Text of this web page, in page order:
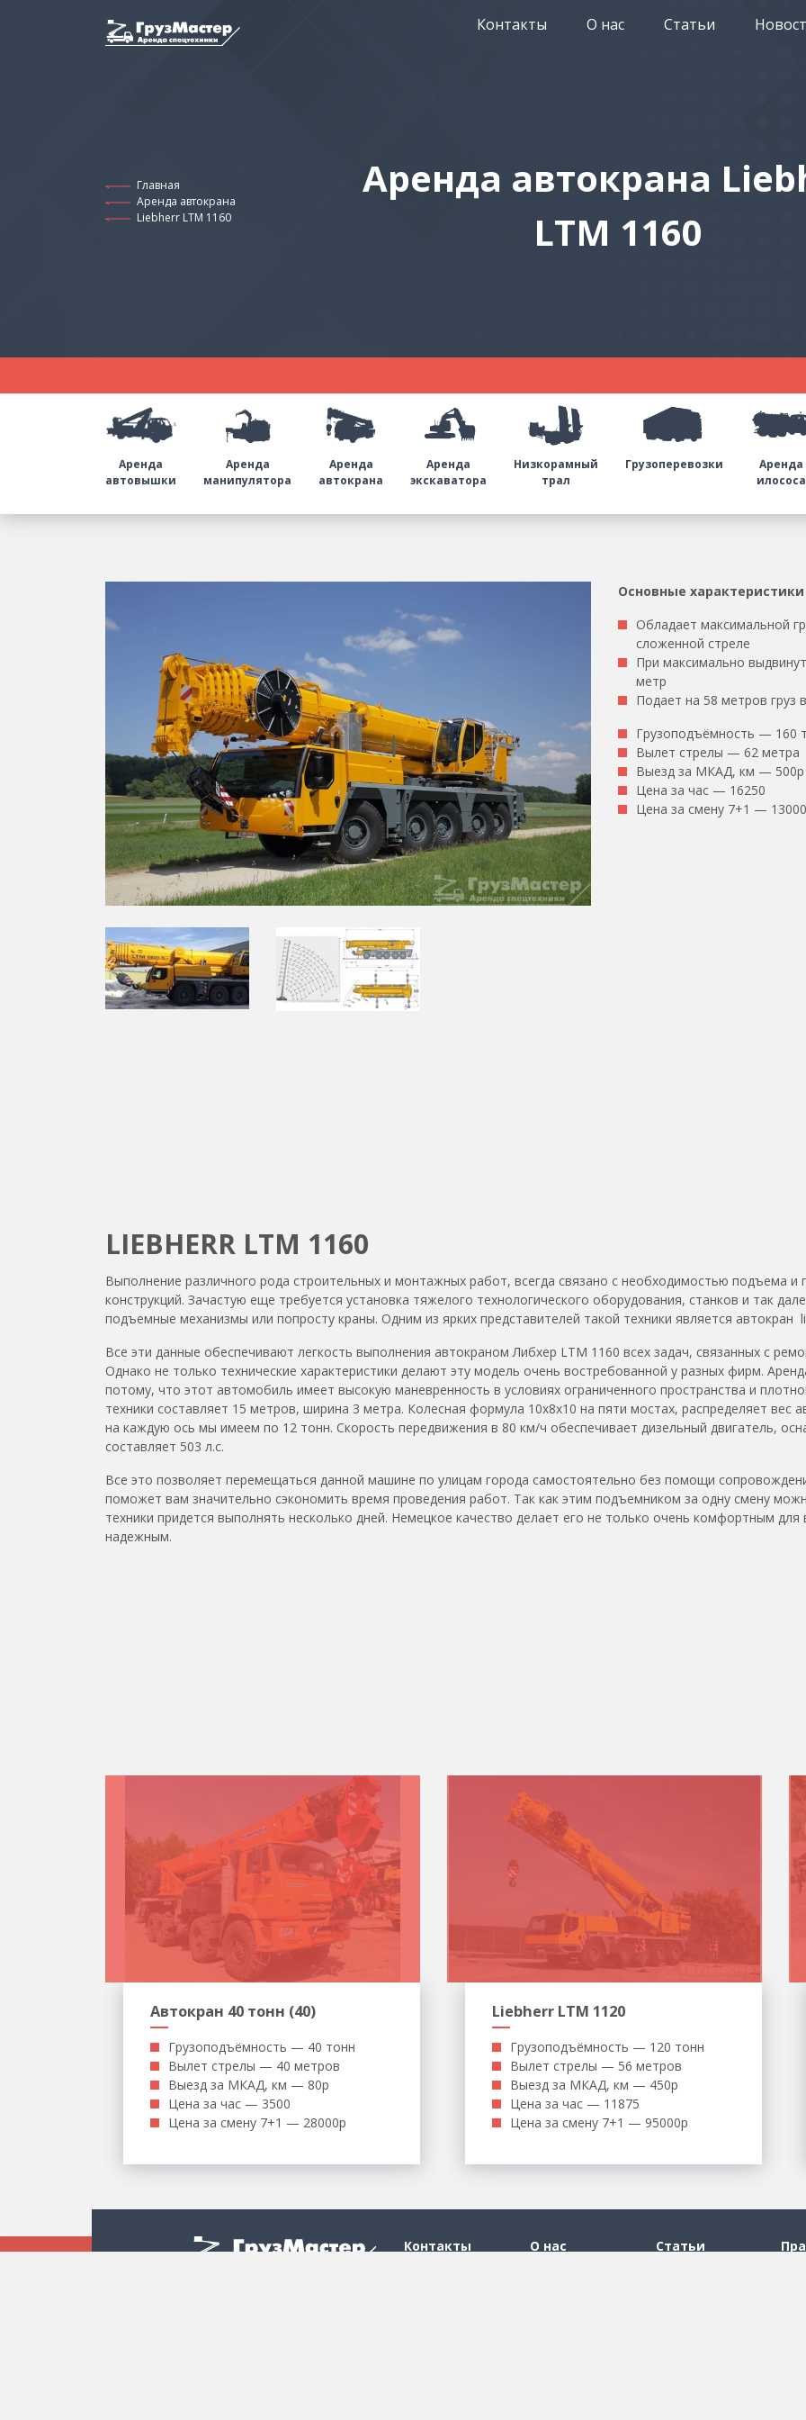
Контакты О нас Статьи
Аренда автокрана
LTM 1160
Главная
Аренда автокрана
Liebherr LTM 1160
Аренда
автовышки
Аренда
манипулятора
Аренда
автокрана
Аренда
экскаватора
Низкорамный
трал
Грузоперевозки
Аренда
илососа
Основные характеристики
Обладает максимальной
сложенной стреле
При максимально
метр
Подает на 58 метров груз
Грузоподъёмность — 160
Вылет стрелы — 62 метра
Выезд за МКАД, км — 500р
Цена за час — 16250
Цена за смену 7+1 —
LIEBHERR LTM 1160
Выполнение различного рода строительных и монтажных работ, всегда связано с необходимостью подъема и
конструкций. Зачастую еще требуется установка тяжелого технологического оборудования, станков и так
подъемные механизмы или попросту краны. Одним из ярких представителей такой техники является автокран
Все эти данные обеспечивают легкость выполнения автокраном Либхер LTM 1160 всех задач, связанных с
Однако не только технические характеристики делают эту модель очень востребованной у разных фирм.
потому, что этот автомобиль имеет высокую маневренность в условиях ограниченного пространства и
техники составляет 15 метров, ширина 3 метра. Колесная формула 10х8х10 на пяти мостах, распределяет вес
на каждую ось мы имеем по 12 тонн. Скорость передвижения в 80 км/ч обеспечивает дизельный двигатель,
составляет 503 л.с.
Все это позволяет перемещаться данной машине по улицам города самостоятельно без помощи
поможет вам значительно сэкономить время проведения работ. Так как этим подъемником за одну смену
техники придется выполнять несколько дней. Немецкое качество делает его не только очень комфортным
надежным.
Автокран 40 тонн (40)
Грузоподъёмность — 40 тонн
Вылет стрелы — 40 метров
Выезд за МКАД, км — 80р
Цена за час — 3500
Цена за смену 7+1 — 28000р
Liebherr LTM 1120
Грузоподъёмность — 120 тонн
Вылет стрелы — 56 метров
Выезд за МКАД, км — 450р
Цена за час — 11875
Цена за смену 7+1 — 95000р
Контакты О нас Статьи